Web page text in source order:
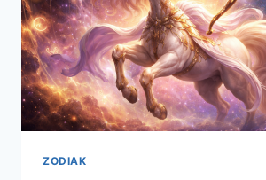
TAHUN
INI
ZODIAK